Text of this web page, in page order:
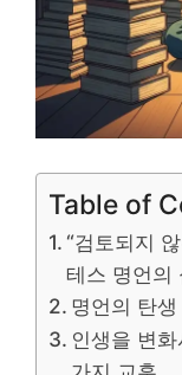
Table of
“검토되지
테스 명언의
명언의 탄
인생을 변